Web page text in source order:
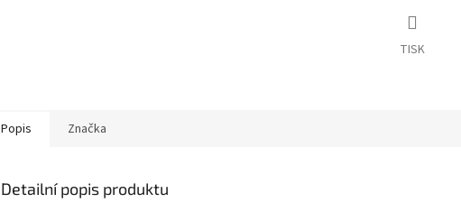
TISK
Popis Značka
Detailní popis produktu